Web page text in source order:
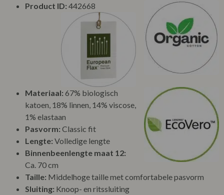
Product ID: 442668
Materiaal: 67% biologisch
katoen, 18% linnen, 14% viscose,
1% elastaan
Pasvorm: Classic fit
Lengte: Volledige lengte
Binnenbeenlengte maat 12:
Ca. 70 cm
Taille: Middelhoge taille met comfortabele pasvorm
Sluiting: Knoop- en ritssluiting